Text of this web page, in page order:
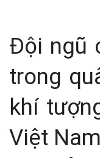
Đội ngũ
trong
khí
Việt